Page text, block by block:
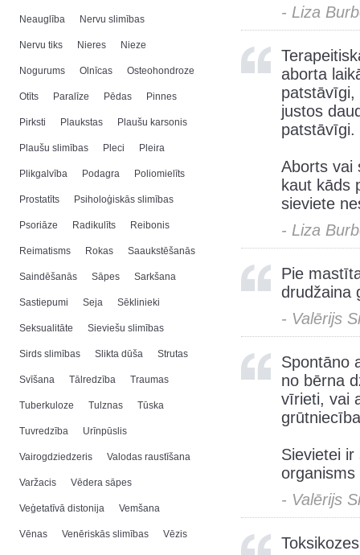
Neauglība Nervu slimības
Nervu tiks Nieres Nieze
Nogurums Olnīcas Osteohondroze
Otīts Paralīze Pēdas Pinnes
Pirksti Plaukstas Plaušu karsonis
Plaušu slimības Pleci Pleira
Plikgalvība Podagra Poliomielīts
Prostatīts Psiholoģiskās slimības
Psoriāze Radikulīts Reibonis
Reimatisms Rokas Saaukstēšanās
Saindēšanās Sāpes Sarkšana
Sastiepumi Seja Sēklinieki
Seksualitāte Sieviešu slimības
Sirds slimības Slikta dūša Strutas
Svīšana Tālredzība Traumas
Tuberkuloze Tulznas Tūska
Tuvredzība Urīnpūslis
Vairogdziedzeris Valodas raustīšana
Varžacis Vēdera sāpes
Veģetatīvā distonija Vemšana
Vēnas Venēriskās slimības Vēzis
- Liza
aborta
patstāvīgi,
justos
patstāvīgi.
Aborts vai
kaut kāds
sieviete
- Liza
Pie
drudžaina
- Valērijs
Spontāno
no bērna
vīrieti, vai
Sievietei
- Valērijs